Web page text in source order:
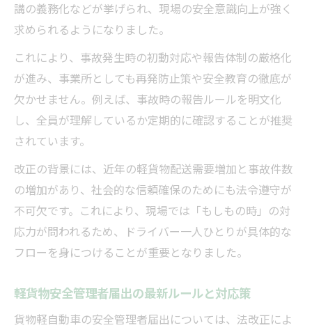
講の義務化などが挙げられ、現場の安全意識向上が強く
求められるようになりました。
これにより、事故発生時の初動対応や報告体制の厳格化
が進み、事業所としても再発防止策や安全教育の徹底が
欠かせません。例えば、事故時の報告ルールを明文化
し、全員が理解しているか定期的に確認することが推奨
されています。
改正の背景には、近年の軽貨物配送需要増加と事故件数
の増加があり、社会的な信頼確保のためにも法令遵守が
不可欠です。これにより、現場では「もしもの時」の対
応力が問われるため、ドライバー一人ひとりが具体的な
フローを身につけることが重要となりました。
軽貨物安全管理者届出の最新ルールと対応策
貨物軽自動車の安全管理者届出については、法改正によ